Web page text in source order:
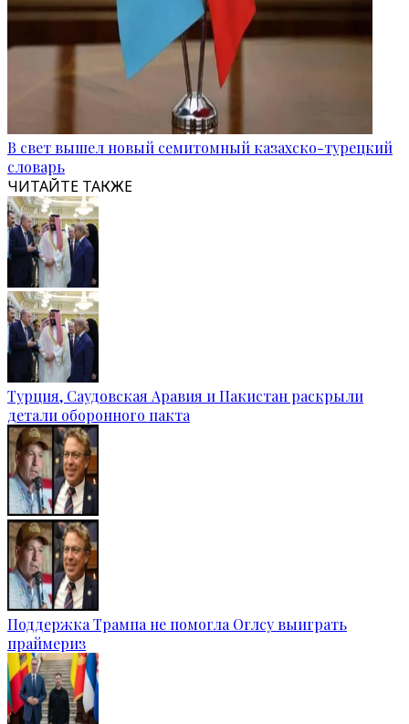
В свет вышел новый семитомный казахско-турецкий
словарь
ЧИТАЙТЕ ТАКЖЕ
Турция, Саудовская Аравия и Пакистан раскрыли
детали оборонного пакта
Поддержка Трампа не помогла Оглсу выиграть
праймериз